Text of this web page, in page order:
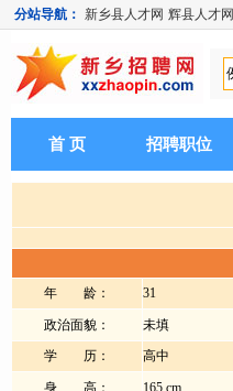
分站导航： 新乡县人才网 辉县人才网
首 页 招聘职位
年 龄： 31
政治面貌： 未填
学 历：
高中
身 高： 165 cm